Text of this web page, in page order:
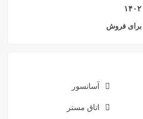
۱۴۰۲
برای فروش
آسانسور
اتاق مستر